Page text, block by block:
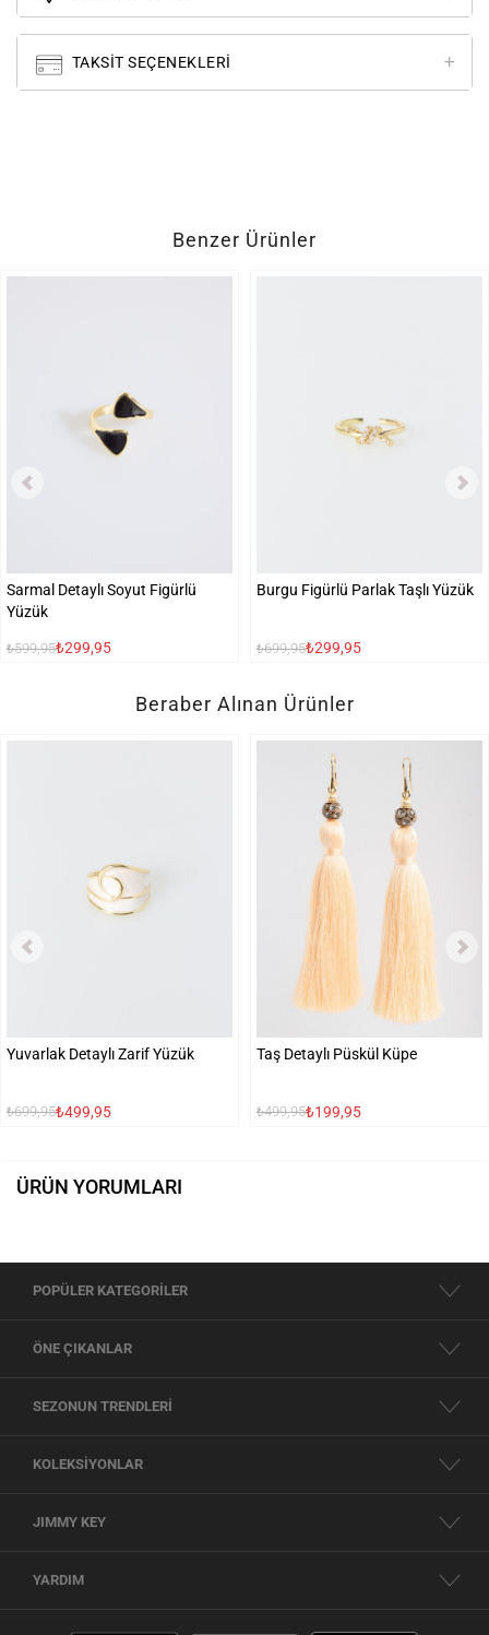
TAKSIT SEÇENEKLERI
Benzer Ürünler
Sarmal Detaylı Soyut Figürlü
Yüzük
₺599,95₺299,95
Burgu Figürlü Parlak Taşlı Yüzük
₺699,95₺299,95
Beraber Alınan Ürünler
Yuvarlak Detaylı Zarif Yüzük
₺699,95₺499,95
Taş Detaylı Püskül Küpe
₺499,95₺199,95
ÜRÜN YORUMLARI
POPÜLER KATEGORİLER
ÖNE ÇIKANLAR
SEZONUN TRENDLERİ
KOLEKSİYONLAR
JIMMY KEY
YARDIM